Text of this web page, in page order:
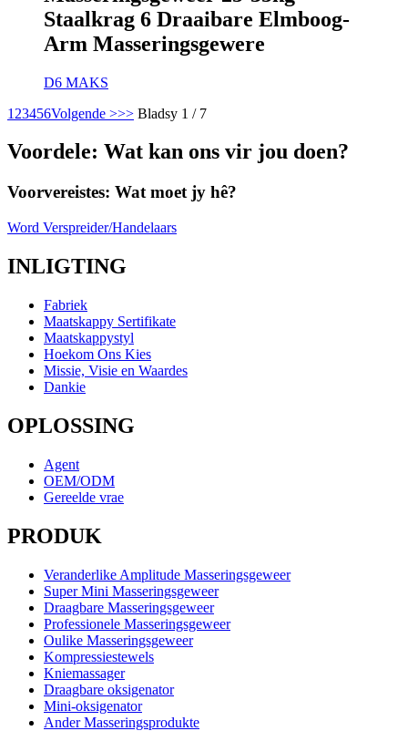
Staalkrag 6 Draaibare Elmboog-
Arm Masseringsgewere
D6 MAKS
1 23456Volgende >>> Bladsy 1 / 7
Voordele: Wat kan ons vir jou doen?
Voorvereistes: Wat moet jy hê?
Word Verspreider/Handelaars
INLIGTING
Fabriek
Maatskappy Sertifikate
Maatskappystyl
Hoekom Ons Kies
Missie, Visie en Waardes
Dankie
OPLOSSING
Agent
OEM/ODM
Gereelde vrae
PRODUK
Veranderlike Amplitude Masseringsgeweer
Super Mini Masseringsgeweer
Draagbare Masseringsgeweer
Professionele Masseringsgeweer
Oulike Masseringsgeweer
Kompressiestewels
Kniemassager
Draagbare oksigenator
Mini-oksigenator
Ander Masseringsprodukte